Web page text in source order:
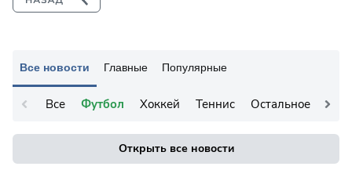
Все новости Главные Популярные
Все Футбол Хоккей Теннис Остальное
Открыть все новости